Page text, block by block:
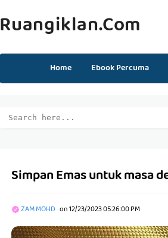
Ruangiklan.com
Home Ebook Percuma
Simpan Emas untuk masa
ZAM MOHD on12/23/2023 05:26:00 PM